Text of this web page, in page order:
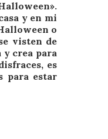
y en mi
o
visten de
y crea para
es
para estar